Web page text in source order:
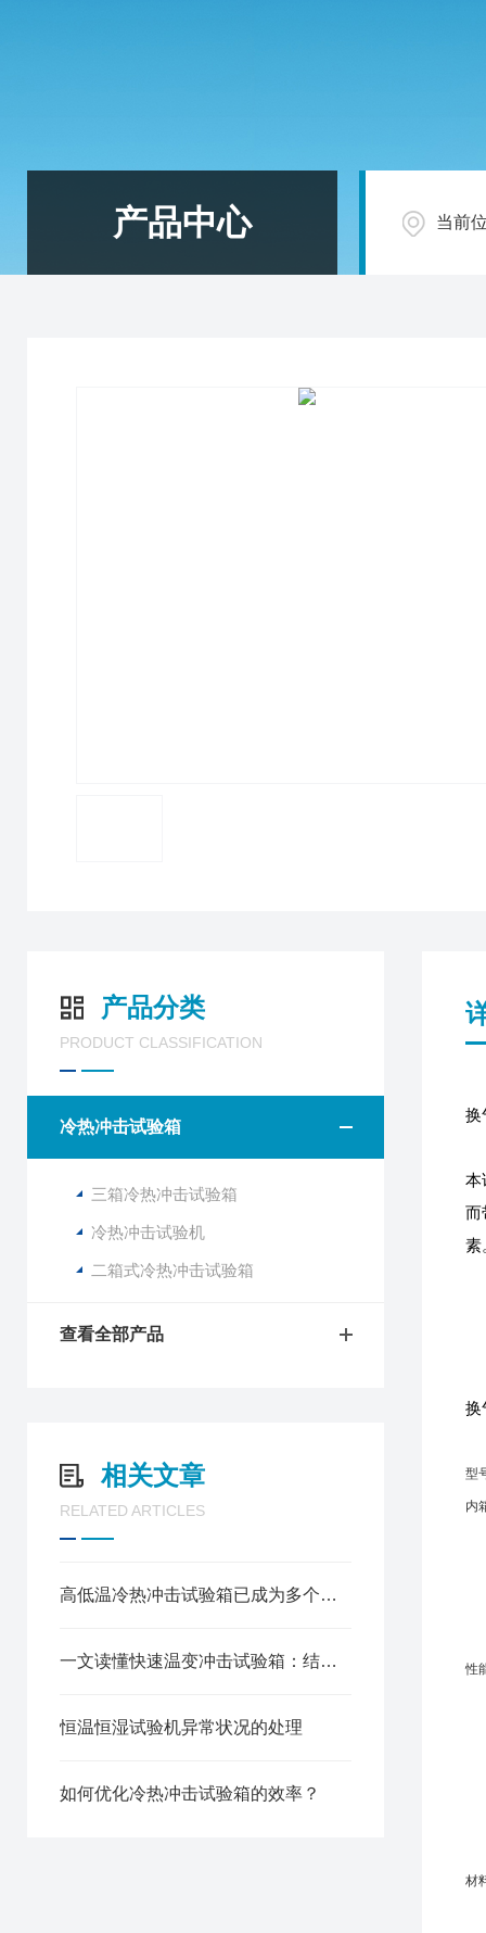
产品中心 当前
产品分类
PRODUCT CLASSIFICATION
冷热冲击试验箱
三箱冷热冲击试验箱
冷热冲击试验机
二箱式冷热冲击试验箱
查看全部产品
相关文章
RELATED ARTICLES
高低温冷热冲击试验箱已成为多个高技术行业的质量试金石
一文读懂快速温变冲击试验箱：结构、温控逻辑与选型运维指南
恒温恒湿试验机异常状况的处理
如何优化冷热冲击试验箱的效率？
换
本
而
素
换
型
内
性
材